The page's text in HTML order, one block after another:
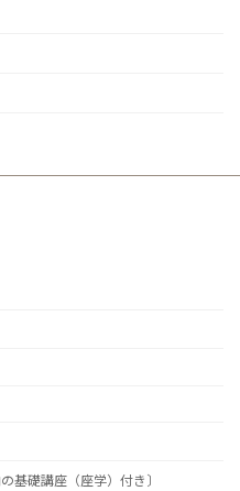
礎講座（座学）付き〕